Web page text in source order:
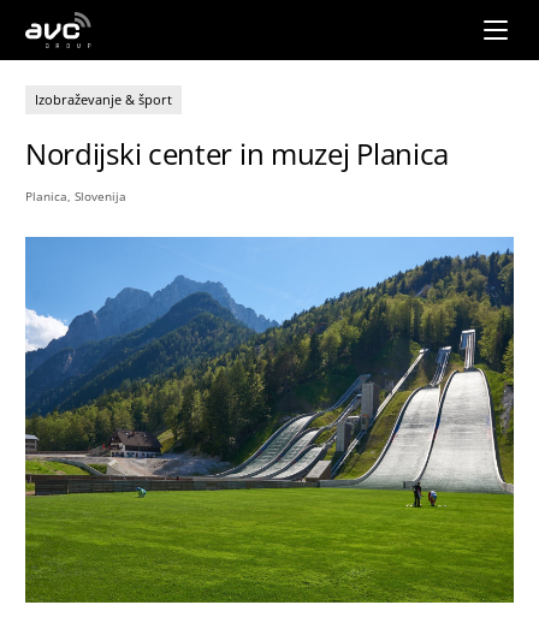
AVC
Izobraževanje & šport
Nordijski center in muzej Planica
Planica, Slovenija